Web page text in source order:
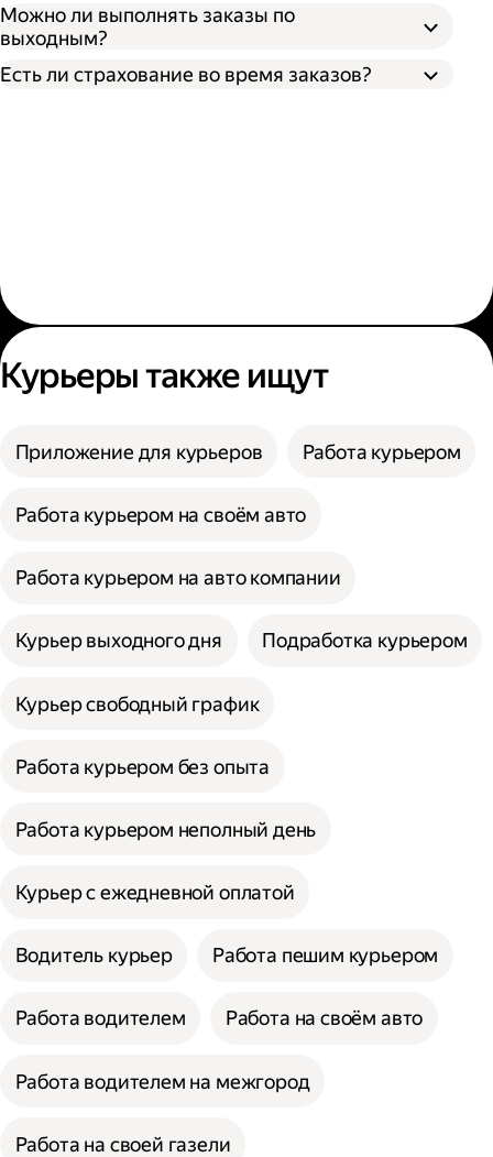
Можно ли выполнять заказы по
выходным?
Есть ли страхование во время заказов?
Курьеры также ищут
Приложение для курьеров Работа курьером
Работа курьером на своём авто
Работа курьером на авто компании
Курьер выходного дня Подработка курьером
Курьер свободный график
Работа курьером без опыта
Работа курьером неполный день
Курьер с ежедневной оплатой
Водитель курьер Работа пешим курьером
Работа водителем Работа на своём авто
Работа водителем на межгород
Работа на своей газели